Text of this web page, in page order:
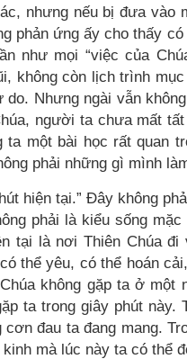
nhưng nếu bị đưa
phản ứng ấy cho thấy
như mọi “việc của
không còn lịch trình
do. Nhưng ngài vẫn
người ta chưa mất
ta một bài học rất quan
phải những gì mình
hiện tại.” Đây không
phải là kiểu sống
tại là nơi Thiên Chúa
thể yêu, có thể hoán
không gặp ta ở
ta trong giây phút
cơn đau ta đang mang.
mà lúc này ta có thể